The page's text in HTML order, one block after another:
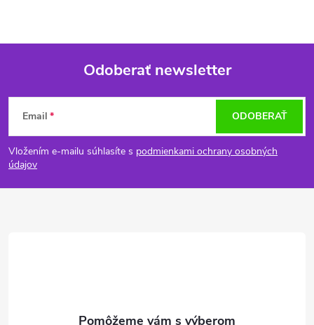
Z
á
p
Odoberať newsletter
Email
Vložením e-mailu súhlasíte s podmienkami ochrany osobných
údajov
ODOBERAŤ